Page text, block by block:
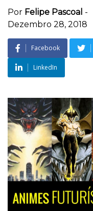
Por Felipe Pascoal -
Dezembro 28, 2018
Facebook
LinkedIn